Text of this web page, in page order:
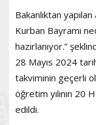
Bakanlıktan yapılan
Kurban Bayramı
hazırlanıyor.”
28 Mayıs 2024
takviminin geçerli
öğretim yılının 20
edildi.